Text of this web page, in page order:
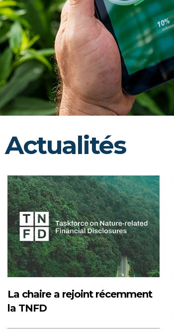
Actualités
La chaire a rejoint récemment
la TNFD